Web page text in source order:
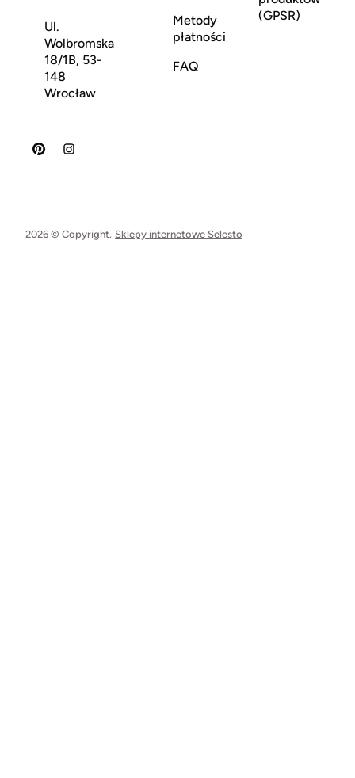
Ul.
Wolbromska
18/1B, 53-
148
Wrocław
Metody
płatności
FAQ
(GPSR)
2026 © Copyright. Sklepy internetowe Selesto